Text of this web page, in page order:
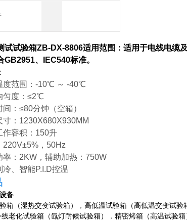
试试验箱ZB-DX-8806适用范围：适用于电线电缆
GB2951、IEC540标准。
度范围：-10℃ ～ -40℃
匀度：≤2℃
：≤80分钟（空箱）
寸：1230X680X930MM
作容积：150升
220V±5%，50Hz
率：2KW，辅助加热：750W
冷、智能P.I.D控温
备
箱（湿热交变试验箱）
， 高低温试验箱（高低温交变试验
老化试验箱（氙灯耐候试验箱） ， 精密烤箱（高温试验箱